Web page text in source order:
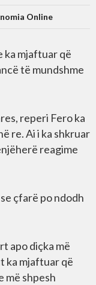
Online
ka mjaftuar që
të mundshme
reperi Fero ka
re. Ai i ka shkruar
reagime
çfarë po ndodh
apo diçka më
ka mjaftuar që
më shpesh